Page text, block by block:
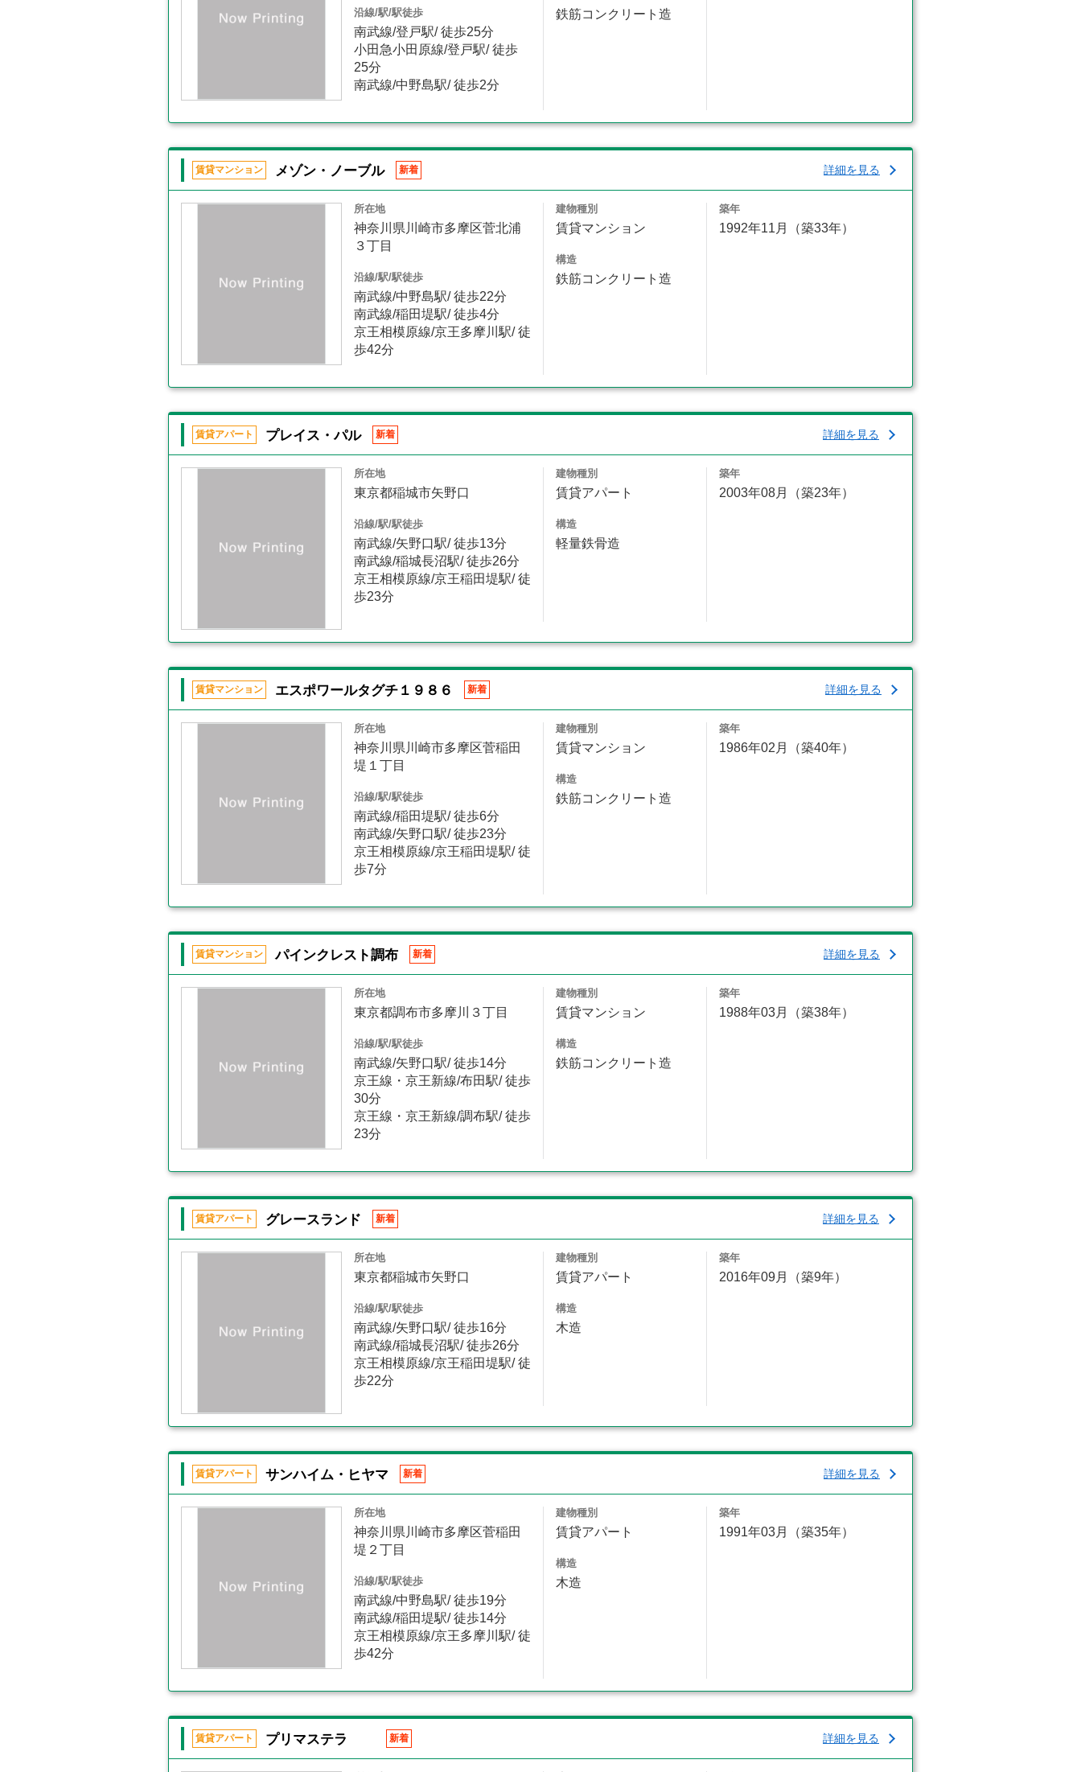
沿線/駅/駅徒歩
南武線/登戸駅/ 徒歩25分
小田急小田原線/登戸駅/ 徒歩
25分
南武線/中野島駅/ 徒歩2分
鉄筋コンクリート造
賃貸マンション メゾン・ノーブル 新着 詳細を見る
所在地
神奈川県川崎市多摩区菅北浦
３丁目
沿線/駅/駅徒歩
南武線/中野島駅/ 徒歩22分
南武線/稲田堤駅/ 徒歩4分
京王相模原線/京王多摩川駅/ 徒
歩42分
建物種別
賃貸マンション
構造
鉄筋コンクリート造
築年
1992年11月（築33年）
賃貸アパート プレイス・パル 新着 詳細を見る
所在地
東京都稲城市矢野口
沿線/駅/駅徒歩
南武線/矢野口駅/ 徒歩13分
南武線/稲城長沼駅/ 徒歩26分
京王相模原線/京王稲田堤駅/ 徒
歩23分
建物種別
賃貸アパート
構造
軽量鉄骨造
築年
2003年08月（築23年）
賃貸マンション エスポワールタグチ１９８６ 新着 詳細を見る
所在地
神奈川県川崎市多摩区菅稲田
堤１丁目
沿線/駅/駅徒歩
南武線/稲田堤駅/ 徒歩6分
南武線/矢野口駅/ 徒歩23分
京王相模原線/京王稲田堤駅/ 徒
歩7分
建物種別
賃貸マンション
構造
鉄筋コンクリート造
築年
1986年02月（築40年）
賃貸マンション パインクレスト調布 新着 詳細を見る
所在地
東京都調布市多摩川３丁目
沿線/駅/駅徒歩
南武線/矢野口駅/ 徒歩14分
京王線・京王新線/布田駅/ 徒歩
30分
京王線・京王新線/調布駅/ 徒歩
23分
建物種別
賃貸マンション
構造
鉄筋コンクリート造
築年
1988年03月（築38年）
賃貸アパート グレースランド 新着 詳細を見る
所在地
東京都稲城市矢野口
沿線/駅/駅徒歩
南武線/矢野口駅/ 徒歩16分
南武線/稲城長沼駅/ 徒歩26分
京王相模原線/京王稲田堤駅/ 徒
歩22分
建物種別
賃貸アパート
構造
木造
築年
2016年09月（築9年）
賃貸アパート サンハイム・ヒヤマ 新着 詳細を見る
所在地
神奈川県川崎市多摩区菅稲田
堤２丁目
沿線/駅/駅徒歩
南武線/中野島駅/ 徒歩19分
南武線/稲田堤駅/ 徒歩14分
京王相模原線/京王多摩川駅/ 徒
歩42分
建物種別
賃貸アパート
構造
木造
築年
1991年03月（築35年）
賃貸アパート プリマステラ 新着 詳細を見る